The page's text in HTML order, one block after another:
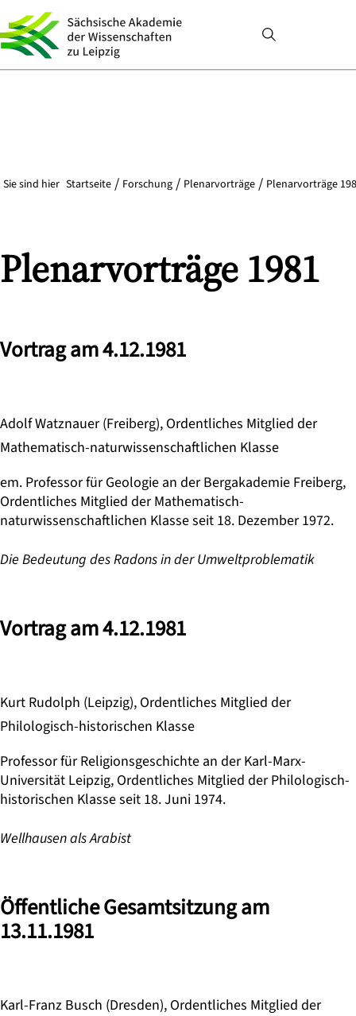
Sie sind hier Startseite Forschung Plenarvorträge Plenarvorträge
Plenarvorträge 1981
Vortrag am 4.12.1981
Adolf Watznauer (Freiberg), Ordentliches Mitglied der
Mathematisch-naturwissenschaftlichen Klasse
em. Professor für Geologie an der Bergakademie Freiberg,
Ordentliches Mitglied der Mathematisch-
naturwissenschaftlichen Klasse seit 18. Dezember 1972.
Die Bedeutung des Radons in der Umweltproblematik
Vortrag am 4.12.1981
Kurt Rudolph (Leipzig), Ordentliches Mitglied der
Philologisch-historischen Klasse
Professor für Religionsgeschichte an der Karl-Marx-
Universität Leipzig, Ordentliches Mitglied der Philologisch-
historischen Klasse seit 18. Juni 1974.
Wellhausen als Arabist
Öffentliche Gesamtsitzung am
13.11.1981
Karl-Franz Busch (Dresden), Ordentliches Mitglied der